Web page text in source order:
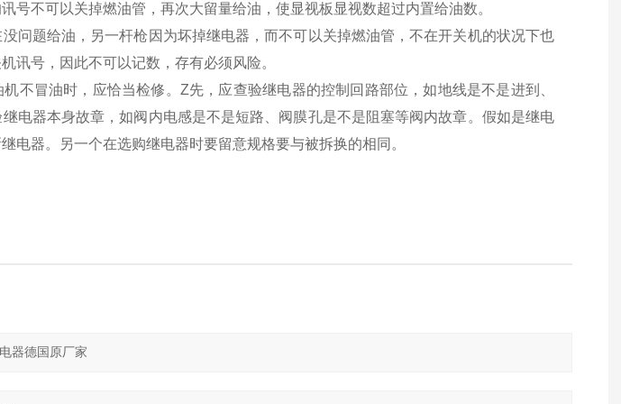
号不可以关掉燃油管，再次大留量给油，使显视板显视数超过内置给油数。
问题给油，另一杆枪因为坏掉继电器，而不可以关掉燃油管，不在开关机的状况下也
讯号，因此不可以记数，存有必须风险。
不冒油时，应恰当检修。Z先，应查验继电器的控制回路部位，如地线是不是进到、
电器本身故章，如阀内电感是不是短路、阀膜孔是不是阻塞等阀内故章。假如是继电
电器。另一个在选购继电器时要留意规格要与被拆换的相同。